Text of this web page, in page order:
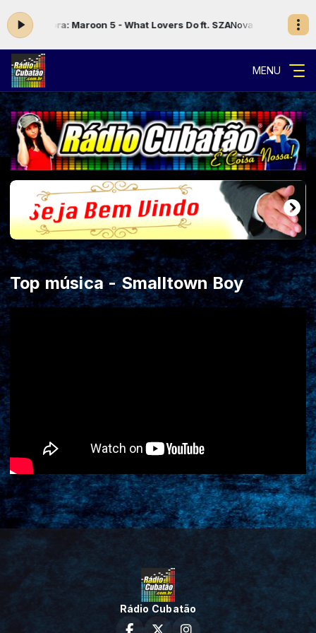
agora: Maroon 5 - What Lovers Do ft. SZANova Programação
MENU
Top música - Smalltown Boy
Rádio Cubatão